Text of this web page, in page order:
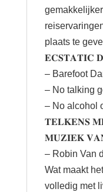
plaats te
𝐄𝐂𝐒𝐓𝐀𝐓𝐈𝐂
– Barefoot
– No talking
– No alcohol
𝐓𝐄𝐋𝐊𝐄𝐍𝐒
𝐌𝐔𝐙𝐈𝐄𝐊
– Robin Van
Wat maakt
volledig met